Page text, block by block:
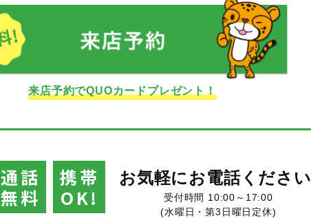
来店予約でQUOカードプレゼント！
通話
無料
携帯
OK!
お気軽にお電話ください
受付時間 10:00～17:00
(水曜日・第3日曜日定休)